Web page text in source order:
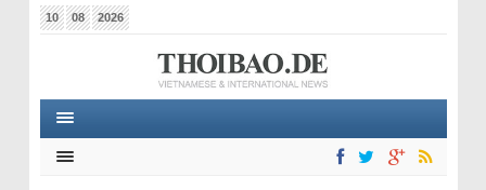
10 08 2026